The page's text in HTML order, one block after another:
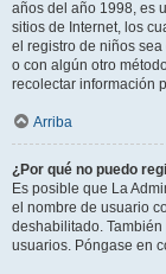
años del año 1998, es
sitios de Internet, los
el registro de niños
o con algún otro
recolectar información
Arriba
¿Por qué no puedo
Es posible que La
el nombre de usuario
deshabilitado.
usuarios. Póngase en